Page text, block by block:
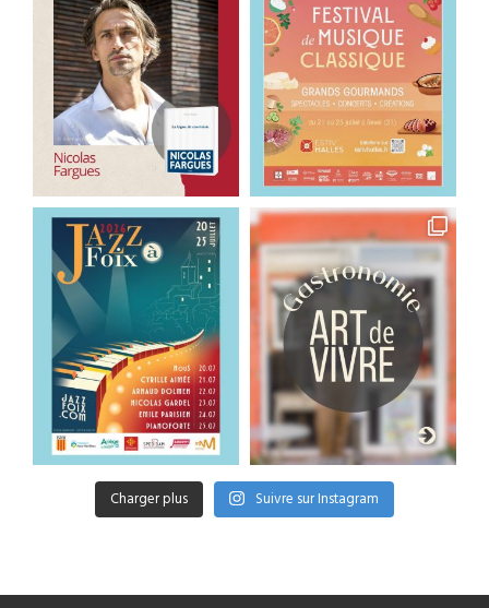
Charger plus Suivre sur Instagram